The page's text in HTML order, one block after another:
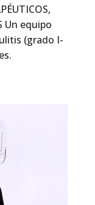
Un equipo
(grado I-